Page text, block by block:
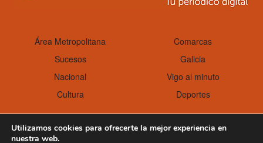
Área Metropolitana
Comarcas
Sucesos
Galicia
Nacional
Vigo al minuto
Cultura
Deportes
Utilizamos cookies para ofrecerte la mejor experiencia en
nuestra web.